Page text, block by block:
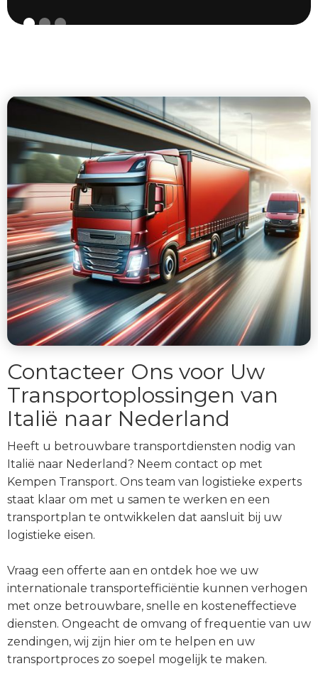
Contacteer Ons voor Uw
Transportoplossingen van
Italië naar Nederland
Heeft u betrouwbare transportdiensten nodig van
Italië naar Nederland? Neem contact op met
Kempen Transport. Ons team van logistieke experts
staat klaar om met u samen te werken en een
transportplan te ontwikkelen dat aansluit bij uw
logistieke eisen.
Vraag een offerte aan en ontdek hoe we uw
internationale transportefficiëntie kunnen verhogen
met onze betrouwbare, snelle en kosteneffectieve
diensten. Ongeacht de omvang of frequentie van uw
zendingen, wij zijn hier om te helpen en uw
transportproces zo soepel mogelijk te maken.